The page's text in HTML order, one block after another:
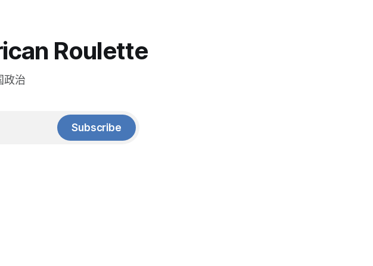
Roulette
政治
Subscribe